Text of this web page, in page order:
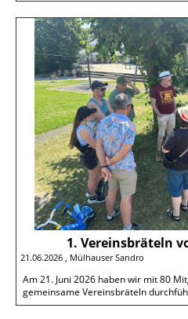
1. Vereinsbräteln
21.06.2026 , Mülhauser Sandro
Am 21. Juni 2026 haben wir mit 80
gemeinsame Vereinsbräteln